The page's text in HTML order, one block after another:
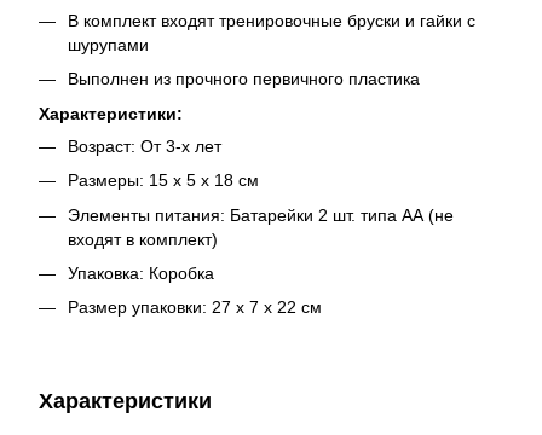
В комплект входят тренировочные бруски и гайки с
шурупами
Выполнен из прочного первичного пластика
Характеристики:
Возраст: От 3-х лет
Размеры: 15 х 5 х 18 см
Элементы питания: Батарейки 2 шт. типа АА (не
входят в комплект)
Упаковка: Коробка
Размер упаковки: 27 х 7 х 22 см
Характеристики